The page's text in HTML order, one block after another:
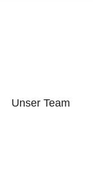
Unser Team